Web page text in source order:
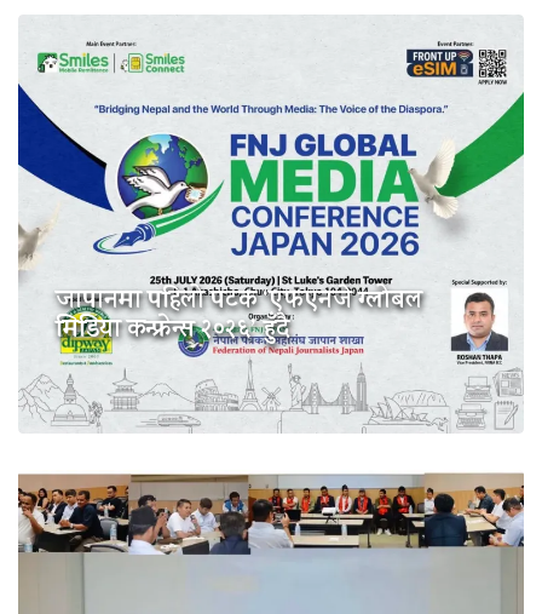
जापानमा पहिलो पटक ‘एफएनजे ग्लोबल
मिडिया कन्फ्रेन्स २०२६’ हुँदै